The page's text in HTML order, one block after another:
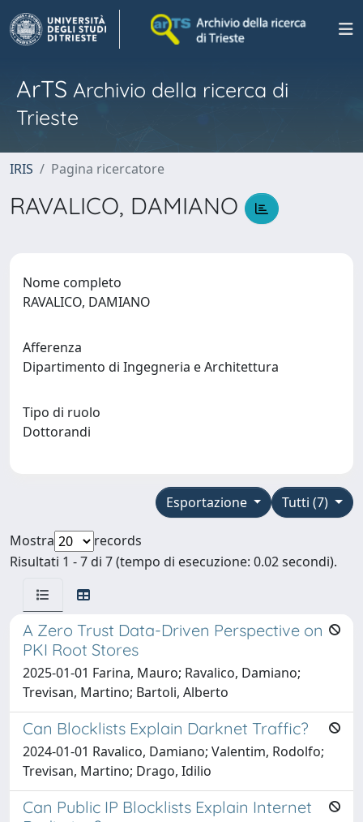
ArTS Archivio della ricerca di
Trieste
IRIS Pagina ricercatore
RAVALICO, DAMIANO
Nome completo
RAVALICO, DAMIANO
Afferenza
Dipartimento di Ingegneria e Architettura
Tipo di ruolo
Dottorandi
Tutti (7)
Esportazione
Mostra
records
Risultati 1 - 7 di 7 (tempo di esecuzione: 0.02 secondi).
A Zero Trust Data-Driven Perspective on
PKI Root Stores
2025-01-01 Farina, Mauro; Ravalico, Damiano;
Trevisan, Martino; Bartoli, Alberto
Can Blocklists Explain Darknet Traffic?
2024-01-01 Ravalico, Damiano; Valentim, Rodolfo;
Trevisan, Martino; Drago, Idilio
Can Public IP Blocklists Explain Internet